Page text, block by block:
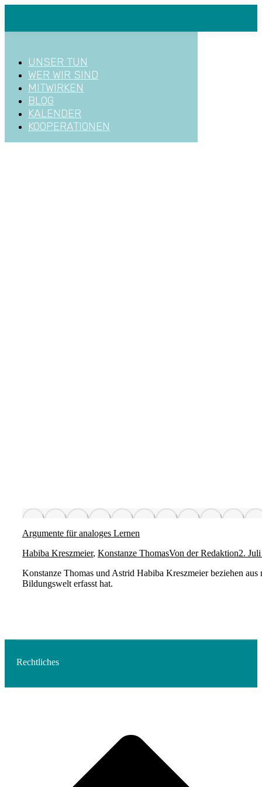
springen
UNSER TUN
WER WIR SIND
MITWIRKEN
BLOG
KALENDER
KOOPERATIONEN
Argumente für analoges Lernen
Habiba Kreszmeier, Konstanze ThomasVon der Redaktion2.
Konstanze Thomas und Astrid Habiba Kreszmeier beziehen
Bildungswelt erfasst hat.
Rechtliches